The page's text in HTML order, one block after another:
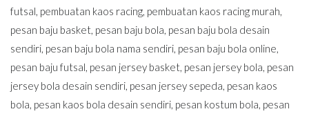
futsal, pembuatan kaos racing, pembuatan kaos racing murah,
pesan baju basket, pesan baju bola, pesan baju bola desain
sendiri, pesan baju bola nama sendiri, pesan baju bola online,
pesan baju futsal, pesan jersey basket, pesan jersey bola, pesan
jersey bola desain sendiri, pesan jersey sepeda, pesan kaos
bola, pesan kaos bola desain sendiri, pesan kostum bola, pesan